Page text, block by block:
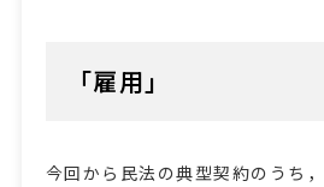
「雇用」
今回から民法の典型契約のうち